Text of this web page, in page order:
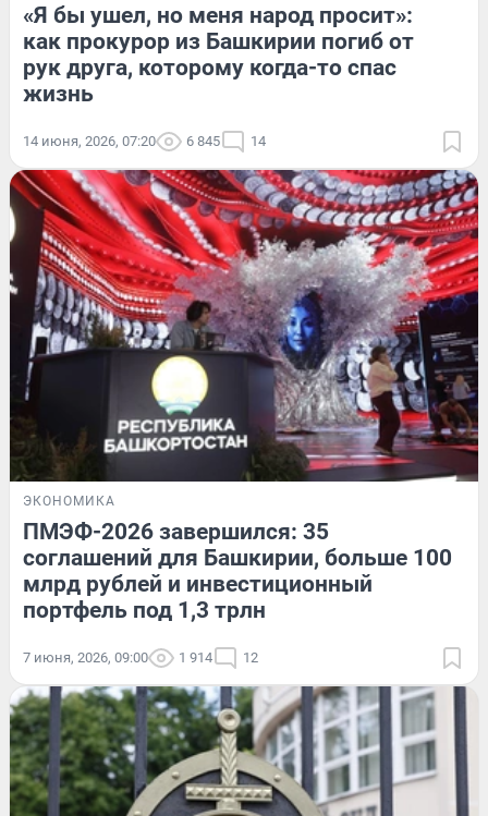
«Я бы ушел, но меня народ просит»:
как прокурор из Башкирии погиб от
рук друга, которому когда-то спас
жизнь
14 июня, 2026, 07:20 6 845 14
ЭКОНОМИКА
ПМЭФ-2026 завершился: 35
соглашений для Башкирии, больше 100
млрд рублей и инвестиционный
портфель под 1,3 трлн
7 июня, 2026, 09:00 1 914 12